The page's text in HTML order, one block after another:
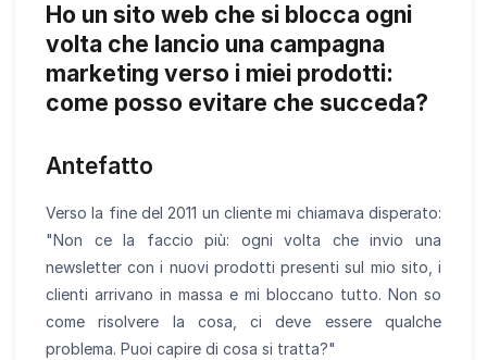
Ho un sito web che si blocca ogni
volta che lancio una campagna
marketing verso i miei prodotti:
come posso evitare che succeda?
Antefatto
Verso la fine del 2011 un cliente mi chiamava disperato:
"Non ce la faccio più: ogni volta che invio una
newsletter con i nuovi prodotti presenti sul mio sito, i
clienti arrivano in massa e mi bloccano tutto. Non so
come risolvere la cosa, ci deve essere qualche
problema. Puoi capire di cosa si tratta?"